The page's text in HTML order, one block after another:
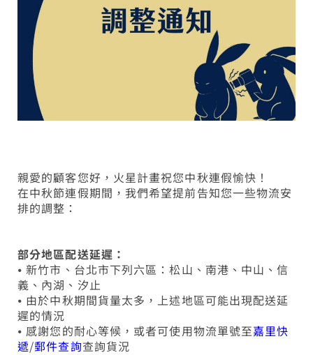
親愛的顧客您好，火星計畫祝您中秋連假愉快！
在中秋節連假期間，我們希望提前告知您一些物流安
排的調整：
部分地區配送延遲：
⦁ 新竹市、台北市下列六區：松山、南港、中山、信
義、內湖、汐止
⦁ 由於中秋期間貨量太多，上述地區可能出現配送延
遲的情況
⦁ 感謝您的耐心等候，或者可使用物流單號至嘉里快
遞/郵件查詢查詢貨況